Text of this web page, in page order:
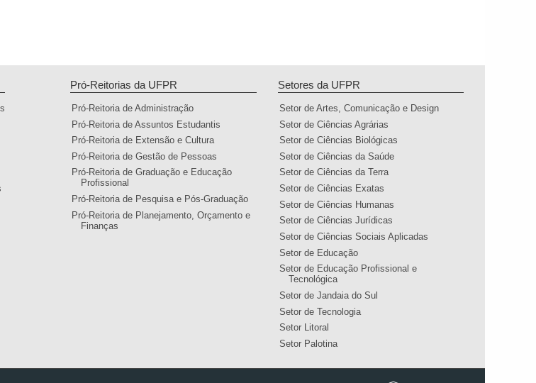
Pró-Reitorias da UFPR
Pró-Reitoria de Administração
Pró-Reitoria de Assuntos Estudantis
Pró-Reitoria de Extensão e Cultura
Pró-Reitoria de Gestão de Pessoas
Pró-Reitoria de Graduação e Educação
Profissional
Pró-Reitoria de Pesquisa e Pós-Graduação
Pró-Reitoria de Planejamento, Orçamento e
Finanças
Setores da UFPR
Setor de Artes, Comunicação e Design
Setor de Ciências Agrárias
Setor de Ciências Biológicas
Setor de Ciências da Saúde
Setor de Ciências da Terra
Setor de Ciências Exatas
Setor de Ciências Humanas
Setor de Ciências Jurídicas
Setor de Ciências Sociais Aplicadas
Setor de Educação
Setor de Educação Profissional e
Tecnológica
Setor de Jandaia do Sul
Setor de Tecnologia
Setor Litoral
Setor Palotina